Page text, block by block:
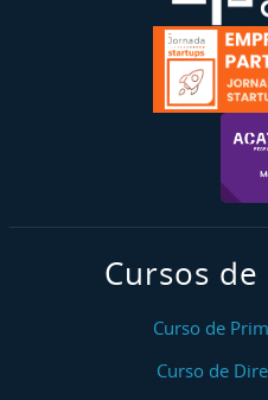
Cursos de
Curso de
Curso de